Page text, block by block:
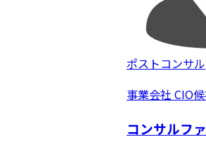
ポストコンサル
事業会社 CIO
コンサルフ